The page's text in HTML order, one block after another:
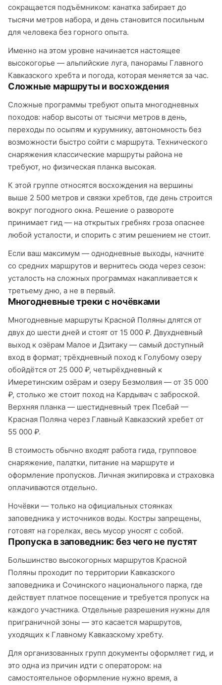
сокращается подъёмником: канатка забирает до
тысячи метров набора, и день становится посильным
для человека без горного опыта.
Именно на этом уровне начинается настоящее
высокогорье — альпийские луга, панорамы Главного
Кавказского хребта и погода, которая меняется за час.
Сложные маршруты и восхождения
Сложные программы требуют опыта многодневных
походов: набор высоты от тысячи метров в день,
переходы по осыпям и курумнику, автономность без
возможности быстро сойти с маршрута. Технического
снаряжения классические маршруты района не
требуют, но физическая планка высокая.
К этой группе относятся восхождения на вершины
выше 2 500 метров и связки хребтов, где день строится
вокруг погодного окна. Решение о развороте
принимает гид — на открытых гребнях гроза опаснее
любой усталости, и спорить с этим решением не стоит.
Если ваш максимум — однодневные выходы, начните
со средних маршрутов и вернитесь сюда через сезон:
усталость на сложных программах накапливается к
третьему дню, а не в первый.
Многодневные треки с ночёвками
Многодневные маршруты Красной Поляны длятся от
двух до шести дней и стоят от 15 000 ₽. Двухдневный
выход к озёрам Малое и Дзитаку — самый доступный
вход в формат; трёхдневный поход к Голубому озеру
обойдётся от 25 000 ₽, четырёхдневный к
Имеретинским озёрам и озеру Безмолвия — от 35 000
₽, столько же стоит поход на Кардывач с заброской.
Верхняя планка — шестидневный трек Псебай —
Красная Поляна через Главный Кавказский хребет от
55 000 ₽.
В стоимость обычно входят работа гида, групповое
снаряжение, палатки, питание на маршруте и
оформление пропусков. Личная экипировка и страховка
оплачиваются отдельно.
Ночёвки — только на официальных стоянках
заповедника у источников воды. Костры запрещены,
готовят на горелках, весь мусор уносят с собой.
Пропуска в заповедник: без чего не пустят
Большинство высокогорных маршрутов Красной
Поляны проходит по территории Кавказского
заповедника и Сочинского национального парка, где
действует платное посещение и требуется пропуск на
каждого участника. Отдельные разрешения нужны для
приграничной зоны — это касается маршрутов,
уходящих к Главному Кавказскому хребту.
Для организованных групп документы оформляет гид, и
это одна из причин идти с оператором: на
самостоятельное оформление нужно время, а